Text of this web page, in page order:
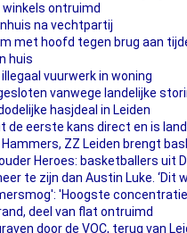
ontruimd
na vechtpartij
met hoofd tegen brug aan
huis
vuurwerk in woning
vanwege landelijke
hasjdeal in Leiden
de eerste kans direct en is
ZZ Leiden brengt
Heroes: basketballers uit
te zijn dan Austin Luke. ‘Dit
'Hoogste
deel van flat ontruimd
door de VOC, terug van